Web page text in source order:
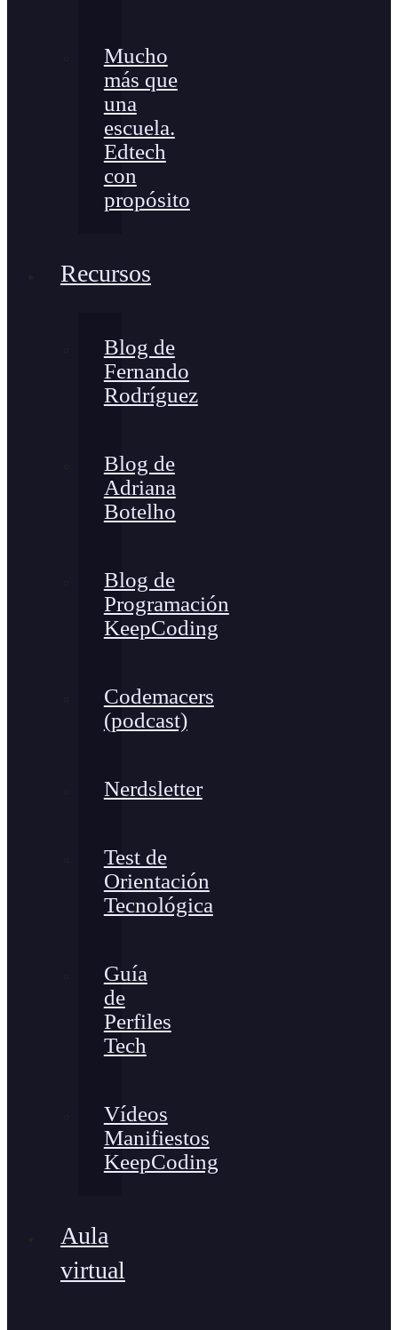
Mucho
más que
una
escuela.
Edtech
con
propósito
Recursos
Blog de
Fernando
Rodríguez
Blog de
Adriana
Botelho
Blog de
Programación
KeepCoding
Codemacers
(podcast)
Nerdsletter
Test de
Orientación
Tecnológica
Guía
de
Perfiles
Tech
Vídeos
Manifiestos
KeepCoding
Aula
virtual